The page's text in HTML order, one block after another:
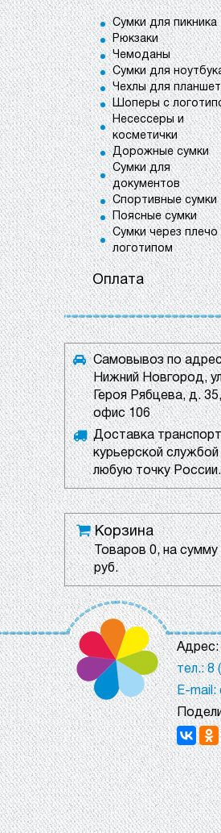
Сумки для пикника
Рюкзаки
Чемоданы
Сумки для
Чехлы для
Шоперы с
Несессеры и
косметички
Дорожные сумки
Сумки для
документов
Спортивные сумки
Поясные сумки
Сумки через плечо
логотипом
Оплата
Самовывоз по
Нижний Новгород,
Героя Рябцева, д. 35,
офис 106
Доставка
курьерской службой
любую точку России.
Корзина
Товаров0, на сумму
руб.
Адрес:
тел.: 8
E-mail: